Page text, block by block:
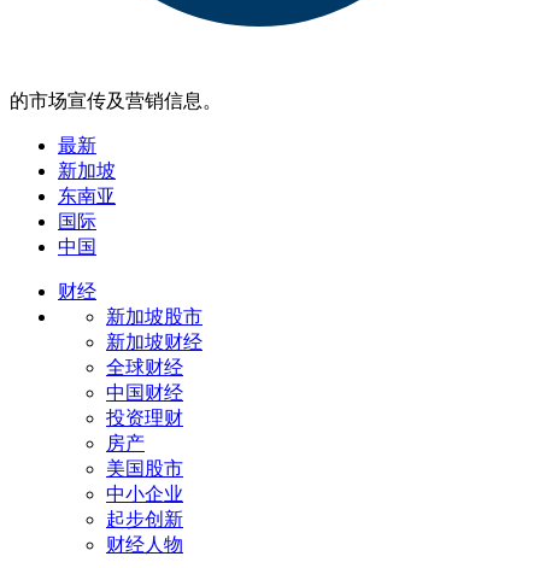
的市场宣传及营销信息。
最新
新加坡
东南亚
国际
中国
财经
新加坡股市
新加坡财经
全球财经
中国财经
投资理财
房产
美国股市
中小企业
起步创新
财经人物